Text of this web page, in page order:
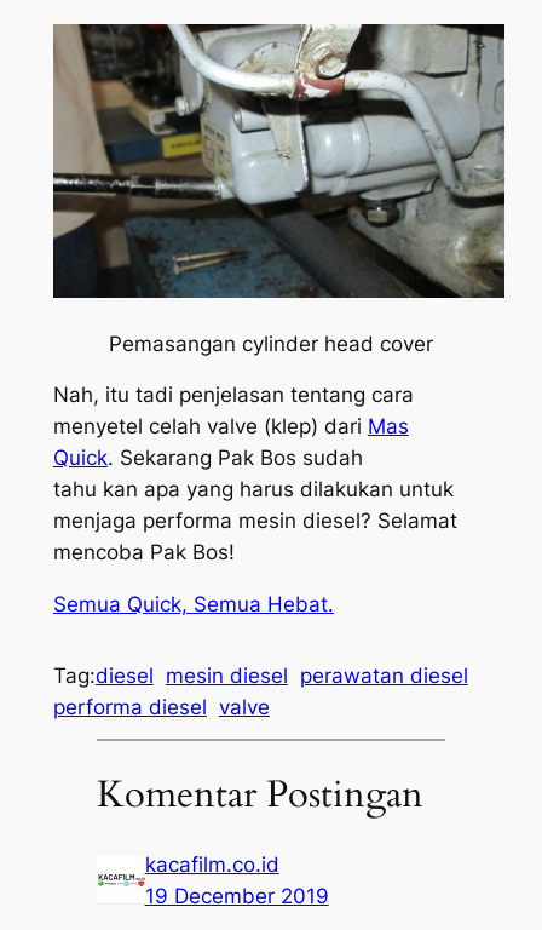
Pemasangan cylinder head cover
Nah, itu tadi penjelasan tentang cara
menyetel celah valve (klep) dari Mas
Quick. Sekarang Pak Bos sudah
tahu kan apa yang harus dilakukan untuk
menjaga performa mesin diesel? Selamat
mencoba Pak Bos!
Semua Quick, Semua Hebat.
Tag:diesel mesin diesel perawatan diesel
performa diesel valve
Komentar Postingan
kacafilm.co.id
19 December 2019